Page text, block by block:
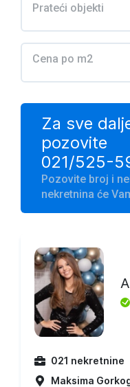
Prateći objekti
Cena po m2
Za sve
pozovite
021/525-
Pozovite broj i
nekretnina će
L
021 nekretnine
Maksima